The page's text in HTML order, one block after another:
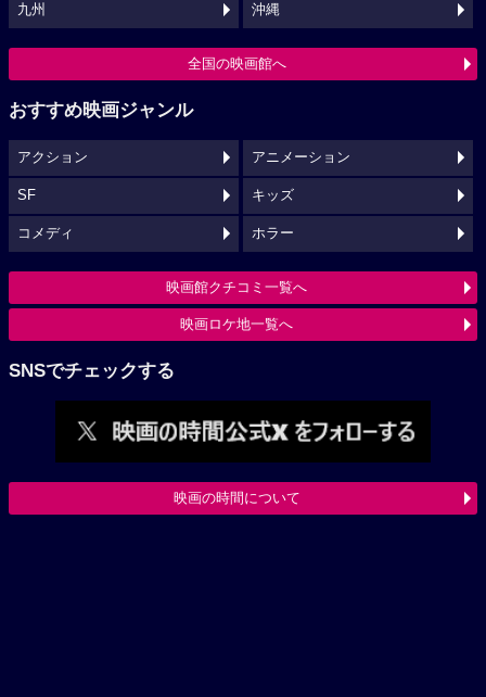
九州 沖縄
全国の映画館へ
おすすめ映画ジャンル
アクション アニメーション
SF キッズ
コメディ ホラー
映画館クチコミ一覧へ
映画ロケ地一覧へ
SNSでチェックする
映画の時間について